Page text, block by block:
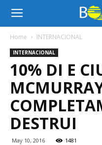
Bon
Dia
Aruba
Home INTERNACIONAL
INTERNACIONAL
10% DI E
DESTRUI
May 10, 2016 1481